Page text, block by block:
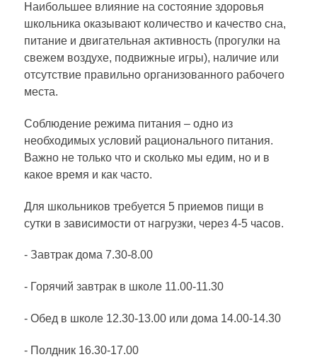
Наибольшее влияние на состояние здоровья
школьника оказывают количество и качество сна,
питание и двигательная активность (прогулки на
свежем воздухе, подвижные игры), наличие или
отсутствие правильно организованного рабочего
места.
Соблюдение режима питания – одно из
необходимых условий рационального питания.
Важно не только что и сколько мы едим, но и в
какое время и как часто.
Для школьников требуется 5 приемов пищи в
сутки в зависимости от нагрузки, через 4-5 часов.
- Завтрак дома 7.30-8.00
- Горячий завтрак в школе 11.00-11.30
- Обед в школе 12.30-13.00 или дома 14.00-14.30
- Полдник 16.30-17.00